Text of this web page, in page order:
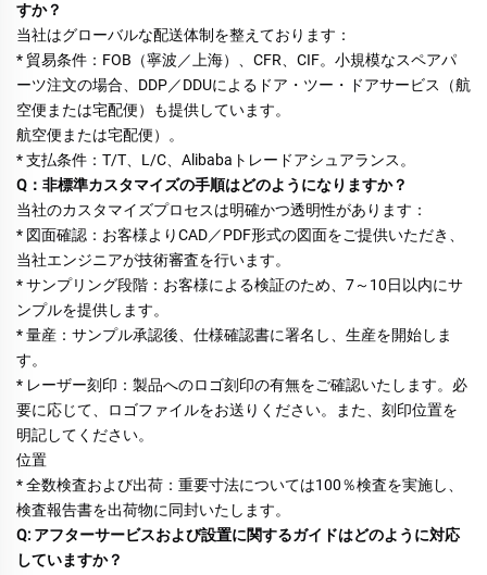
すか？
当社はグローバルな配送体制を整えております：
* 貿易条件：FOB（寧波／上海）、CFR、CIF。小規模なスペアパ
ーツ注文の場合、DDP／DDUによるドア・ツー・ドアサービス（航
空便または宅配便）も提供しています。
航空便または宅配便）。
* 支払条件：T/T、L/C、Alibabaトレードアシュアランス。
Q：非標準カスタマイズの手順はどのようになりますか？
当社のカスタマイズプロセスは明確かつ透明性があります：
* 図面確認：お客様よりCAD／PDF形式の図面をご提供いただき、
当社エンジニアが技術審査を行います。
* サンプリング段階：お客様による検証のため、7～10日以内にサ
ンプルを提供します。
* 量産：サンプル承認後、仕様確認書に署名し、生産を開始しま
す。
* レーザー刻印：製品へのロゴ刻印の有無をご確認いたします。必
要に応じて、ロゴファイルをお送りください。また、刻印位置を
明記してください。
位置
* 全数検査および出荷：重要寸法については100％検査を実施し、
検査報告書を出荷物に同封いたします。
Q: アフターサービスおよび設置に関するガイドはどのように対応
していますか？